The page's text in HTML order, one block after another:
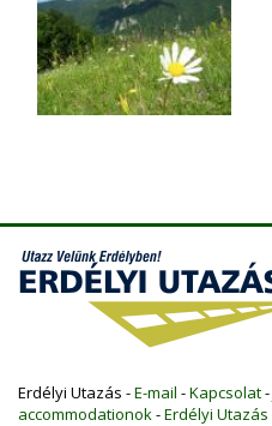
Erdélyi Utazás -E-mail -Kapcsolat-
accommodationok -Erdélyi Utazás